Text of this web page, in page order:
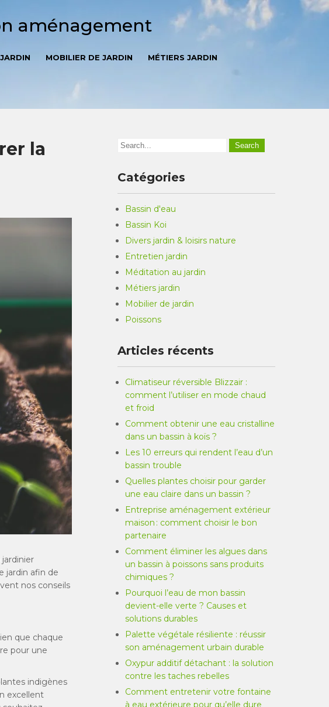
aménagement
MOBILIER DE JARDIN MÉTIERS JARDIN
la
jardin afin de
nos conseils
que chaque
pour une
indigènes
excellent
Catégories
Bassin d'eau
Bassin Koi
Divers jardin & loisirs nature
Entretien jardin
Méditation au jardin
Métiers jardin
Mobilier de jardin
Poissons
Articles récents
Climatiseur réversible Blizzair :
comment l’utiliser en mode chaud
et froid
Comment obtenir une eau cristalline
dans un bassin à koïs ?
Les 10 erreurs qui rendent l’eau d’un
bassin trouble
Quelles plantes choisir pour garder
une eau claire dans un bassin ?
Entreprise aménagement extérieur
maison : comment choisir le bon
partenaire
Comment éliminer les algues dans
un bassin à poissons sans produits
chimiques ?
Pourquoi l’eau de mon bassin
devient-elle verte ? Causes et
solutions durables
Palette végétale résiliente : réussir
son aménagement urbain durable
Oxypur additif détachant : la solution
contre les taches rebelles
Comment entretenir votre fontaine
à eau extérieure pour qu’elle dure